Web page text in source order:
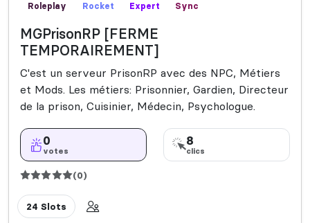
Roleplay Rocket Expert Sync
MGPrisonRP [FERME
TEMPORAIREMENT]
C'est un serveur PrisonRP avec des NPC, Métiers
et Mods. Les métiers: Prisonnier, Gardien, Directeur
de la prison, Cuisinier, Médecin, Psychologue.
0
votes
8
clics
(0)
24 Slots